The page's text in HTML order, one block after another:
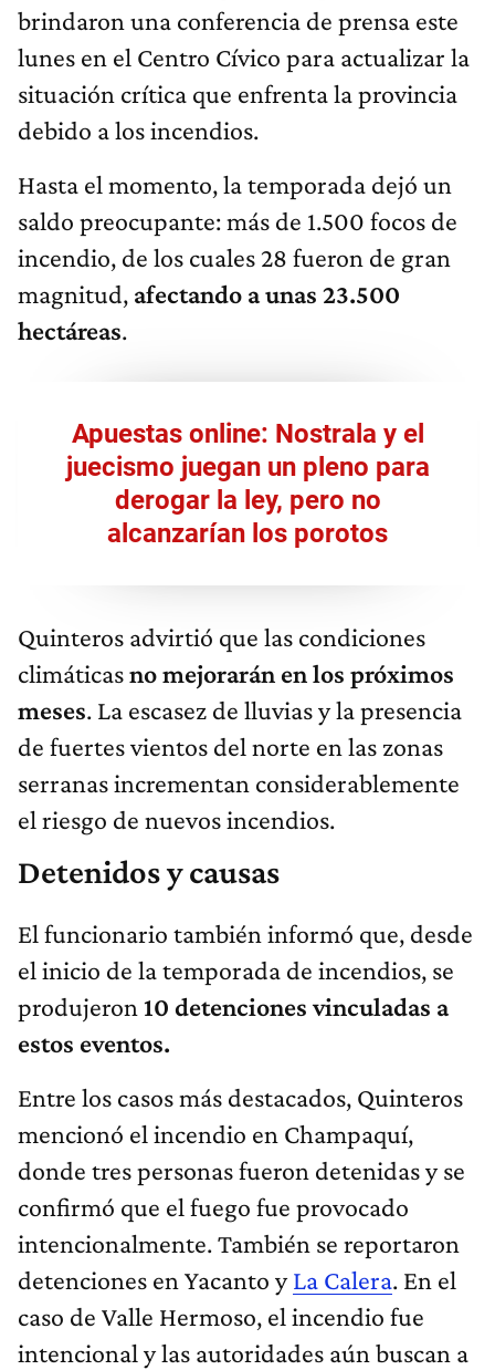
brindaron una conferencia de prensa este
lunes en el Centro Cívico para actualizar la
situación crítica que enfrenta la provincia
debido a los incendios.
Hasta el momento, la temporada dejó un
saldo preocupante: más de 1.500 focos de
incendio, de los cuales 28 fueron de gran
magnitud, afectando a unas 23.500
hectáreas.
Apuestas online: Nostrala y el
juecismo juegan un pleno para
derogar la ley, pero no
alcanzarían los porotos
Quinteros advirtió que las condiciones
climáticasno mejorarán en los próximos
meses. La escasez de lluvias y la presencia
de fuertes vientos del norte en las zonas
serranas incrementan considerablemente
el riesgo de nuevos incendios.
Detenidos y causas
El funcionario también informó que, desde
el inicio de la temporada de incendios, se
produjeron 10 detenciones vinculadas a
estos eventos.
Entre los casos más destacados, Quinteros
mencionó el incendio en Champaquí,
donde tres personas fueron detenidas y se
confirmó que el fuego fue provocado
intencionalmente. También se reportaron
detenciones en Yacanto yLa Calera. En el
caso de Valle Hermoso, el incendio fue
intencional y las autoridades aún buscan a